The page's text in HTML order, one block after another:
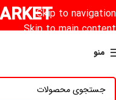
Skip to navigation
Skip to main content
منو